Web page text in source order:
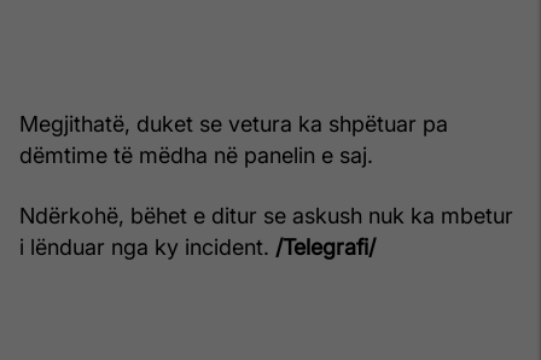
Megjithatë, duket se vetura ka shpëtuar pa
dëmtime të mëdha në panelin e saj.
Ndërkohë, bëhet e ditur se askush nuk ka mbetur
i lënduar nga ky incident. /Telegrafi/